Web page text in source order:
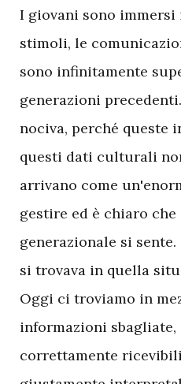
I giovani sono
stimoli, le
sono infinitamente
generazioni
nociva, perché queste
questi dati culturali
arrivano come
gestire ed è chiaro
generazionale si
si trovava in quella
Oggi ci troviamo in
informazioni
correttamente